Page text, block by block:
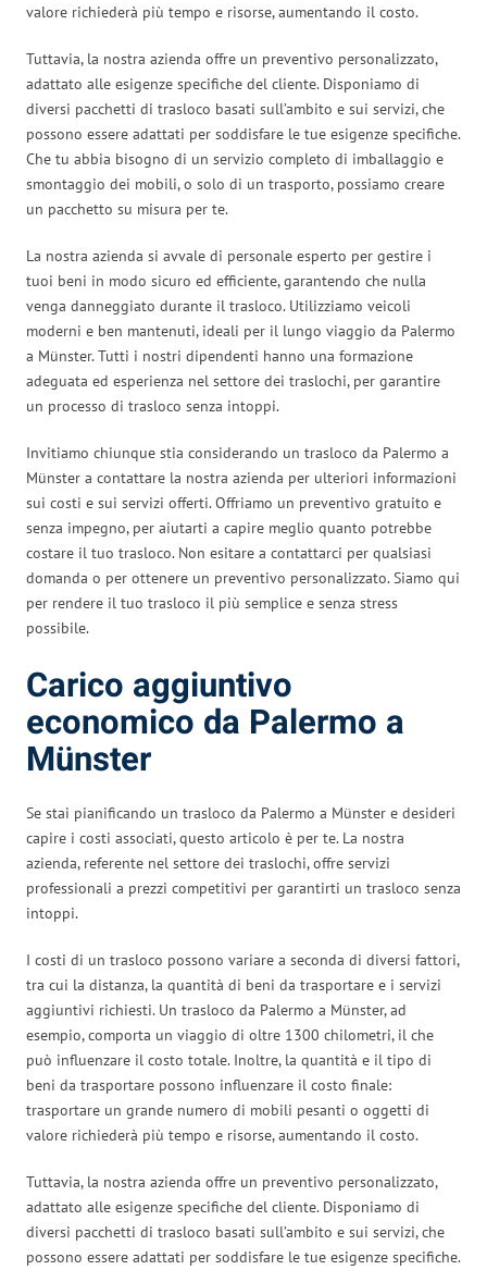
valore richiederà più tempo e risorse, aumentando il costo.
Tuttavia, la nostra azienda offre un preventivo personalizzato,
adattato alle esigenze specifiche del cliente. Disponiamo di
diversi pacchetti di trasloco basati sull’ambito e sui servizi, che
possono essere adattati per soddisfare le tue esigenze specifiche.
Che tu abbia bisogno di un servizio completo di imballaggio e
smontaggio dei mobili, o solo di un trasporto, possiamo creare
un pacchetto su misura per te.
La nostra azienda si avvale di personale esperto per gestire i
tuoi beni in modo sicuro ed efficiente, garantendo che nulla
venga danneggiato durante il trasloco. Utilizziamo veicoli
moderni e ben mantenuti, ideali per il lungo viaggio da Palermo
a Münster. Tutti i nostri dipendenti hanno una formazione
adeguata ed esperienza nel settore dei traslochi, per garantire
un processo di trasloco senza intoppi.
Invitiamo chiunque stia considerando un trasloco da Palermo a
Münster a contattare la nostra azienda per ulteriori informazioni
sui costi e sui servizi offerti. Offriamo un preventivo gratuito e
senza impegno, per aiutarti a capire meglio quanto potrebbe
costare il tuo trasloco. Non esitare a contattarci per qualsiasi
domanda o per ottenere un preventivo personalizzato. Siamo qui
per rendere il tuo trasloco il più semplice e senza stress
possibile.
Carico aggiuntivo
economico da Palermo a
Münster
Se stai pianificando un trasloco da Palermo a Münster e desideri
capire i costi associati, questo articolo è per te. La nostra
azienda, referente nel settore dei traslochi, offre servizi
professionali a prezzi competitivi per garantirti un trasloco senza
intoppi.
I costi di un trasloco possono variare a seconda di diversi fattori,
tra cui la distanza, la quantità di beni da trasportare e i servizi
aggiuntivi richiesti. Un trasloco da Palermo a Münster, ad
esempio, comporta un viaggio di oltre 1300 chilometri, il che
può influenzare il costo totale. Inoltre, la quantità e il tipo di
beni da trasportare possono influenzare il costo finale:
trasportare un grande numero di mobili pesanti o oggetti di
valore richiederà più tempo e risorse, aumentando il costo.
Tuttavia, la nostra azienda offre un preventivo personalizzato,
adattato alle esigenze specifiche del cliente. Disponiamo di
diversi pacchetti di trasloco basati sull’ambito e sui servizi, che
possono essere adattati per soddisfare le tue esigenze specifiche.